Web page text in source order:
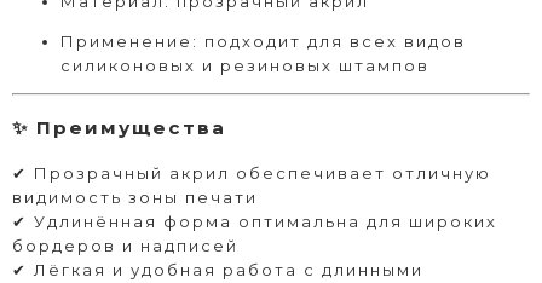
Применение: подходит для всех видов
силиконовых и резиновых штампов
✨ Преимущества
✔ Прозрачный акрил обеспечивает отличную
видимость зоны печати
✔ Удлинённая форма оптимальна для широких
бордеров и надписей
✔ Лёгкая и удобная работа с длинными